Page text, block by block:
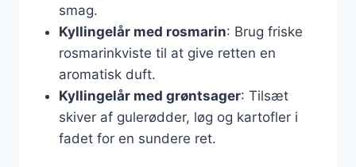
smag.
Kyllingelår med rosmarin: Brug friske
rosmarinkviste til at give retten en
aromatisk duft.
Kyllingelår med grøntsager: Tilsæt
skiver af gulerødder, løg og kartofler i
fadet for en sundere ret.